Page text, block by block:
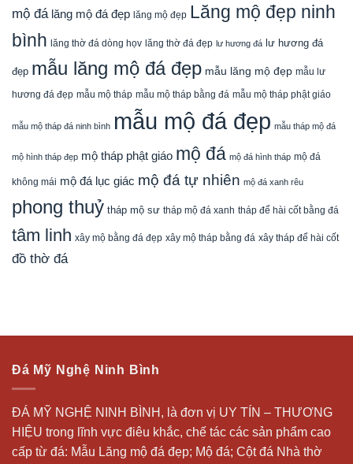
mộ đá lăng mộ đá đẹp lăng mộ đẹp Lăng mộ đẹp ninh
bình lăng thờ đá dòng họv lăng thờ đá đẹp lư hương đá lư hương đá
đẹp mẫu lăng mộ đá đẹp mẫu lăng mộ đẹp mẫu lư
hương đá đẹp mẫu mộ tháp mẫu mộ tháp bằng đá mẫu mộ tháp phật giáo
mẫu mộ tháp đá ninh bình mẫu mộ đá đẹp mẫu tháp mộ đá
mộ hình tháp đẹp mộ tháp phật giáo mộ đá mộ đá hình tháp mộ đá
không mái mộ đá lục giác mộ đá tự nhiên mộ đá xanh rêu
phong thuỷ tháp mộ sư tháp mộ đá xanh tháp để hài cốt bằng đá
tâm linh xây mộ bằng đá đẹp xây mộ tháp bằng đá xây tháp để hài cốt
đồ thờ đá
Đá Mỹ Nghệ Ninh Bình
ĐÁ MỸ NGHỆ NINH BÌNH, là đơn vị UY TÍN – THƯƠNG
HIỆU trong lĩnh vực điêu khắc, chế tác các sản phẩm cao
cấp từ đá: Mẫu Lăng mộ đá đẹp; Mộ đá; Cột đá Nhà thờ